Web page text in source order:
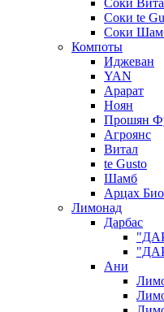
Соки
Соки te
Соки
Компоты
Иджеван
YAN
Арарат
Ноян
Прошян
Агроянс
Витал
te Gusto
Шамб
Арцах Био
Лимонад
Дарбас
Ани